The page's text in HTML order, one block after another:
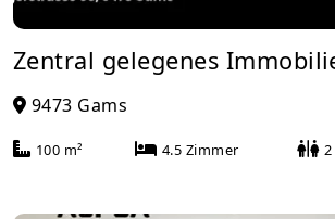
Zentral gelegenes
9473 Gams
100 m² 4.5 Zimmer